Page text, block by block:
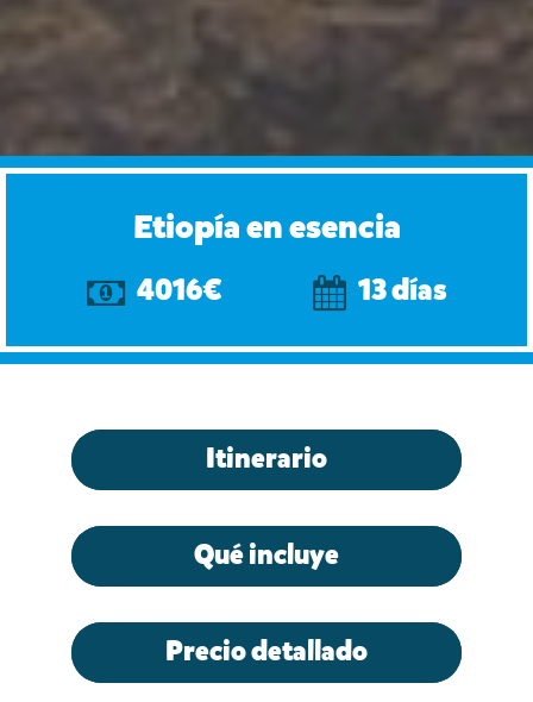
Etiopía en esencia
4016€ 13 días
Itinerario
Qué incluye
Precio detallado